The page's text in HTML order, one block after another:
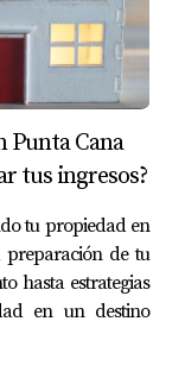
inspiradoras
jubilados han
Domingo
más tranquila.
trasladar sus
a las exenciones
Punta Cana
tus ingresos?
tu propiedad en
preparación de tu
hasta estrategias
en un destino